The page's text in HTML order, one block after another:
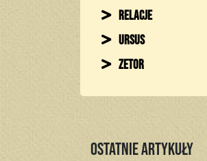
Relacje
Ursus
Zetor
Ostatnie artykuły